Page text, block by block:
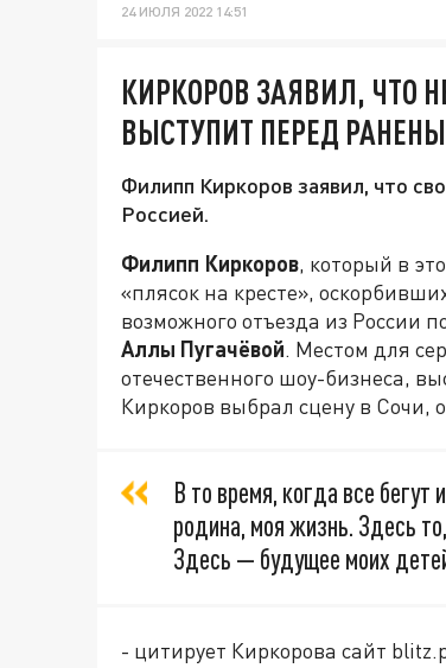
24 ИЮЛЯ 2022 14:51
КИРКОРОВ ЗАЯВИЛ, ЧТО
ВЫСТУПИТ ПЕРЕД
Филипп Киркоров заявил, что
Россией.
Филипп Киркоров, который в
«плясок на кресте»,
возможного отъезда из России
Аллы Пугачёвой. Местом для
отечественного шоу-бизнеса,
Киркоров выбрал сцену в Сочи,
В то время, когда все
родина, моя жизнь. Здесь
Здесь — будущее моих
- цитирует Киркорова сайт